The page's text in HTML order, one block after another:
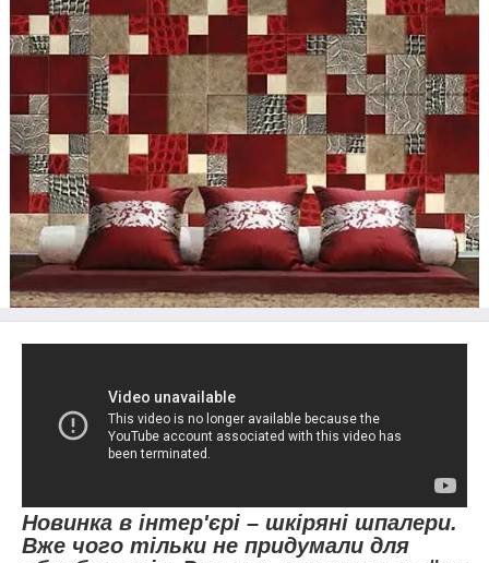
Новинка в інтер'єрі – шкіряні шпалери.
Вже чого тільки не придумали для